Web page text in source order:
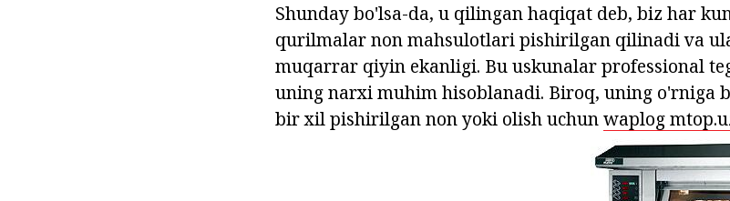
Shunday bo'lsa-da, u qilingan haqiqat deb, biz har
qurilmalar non mahsulotlari pishirilgan qilinadi va
muqarrar qiyin ekanligi. Bu uskunalar professional
uning narxi muhim hisoblanadi. Biroq, uning o'rniga
bir xil pishirilgan non yoki olish uchunwaplog